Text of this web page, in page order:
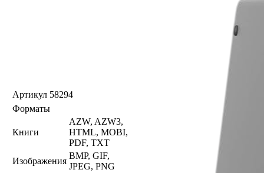
Артикул 58294
Форматы
Книги
AZW, AZW3,
HTML, MOBI,
PDF, TXT
Изображения
BMP, GIF,
JPEG, PNG